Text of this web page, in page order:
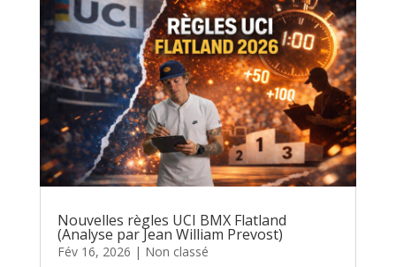
Nouvelles règles UCI BMX Flatland
(Analyse par Jean William Prevost)
Fév 16, 2026 | Non classé